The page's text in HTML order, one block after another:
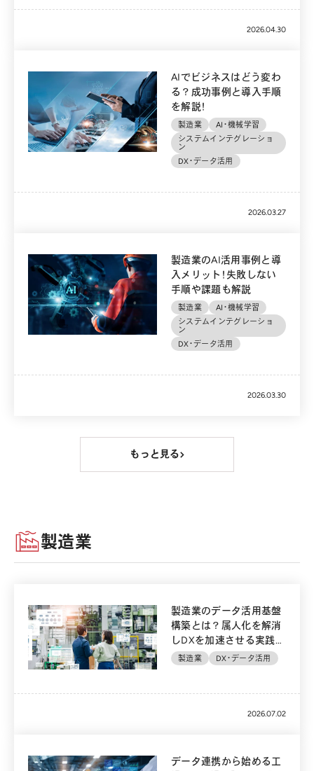
2026.04.30
AIでビジネスはどう変わ
る？成功事例と導入手順
を解説！
製造業
AI・機械学習
システムインテグレーショ
ン
DX・データ活用
2026.03.27
製造業のAI活用事例と導
入メリット！失敗しない
手順や課題も解説
製造業
AI・機械学習
システムインテグレーショ
ン
DX・データ活用
2026.03.30
もっと見る
製造業
製造業のデータ活用基盤
構築とは？属人化を解消
しDXを加速させる実践ア
プローチ
製造業 DX・データ活用
2026.07.02
データ連携から始める工